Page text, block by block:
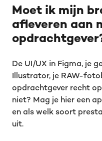
Moet ik mijn
afleveren aan
De UI/UX in Figma, je
Illustrator, je RAW-
opdrachtgever recht
niet? Mag je hier een
en als welk soort
uit.